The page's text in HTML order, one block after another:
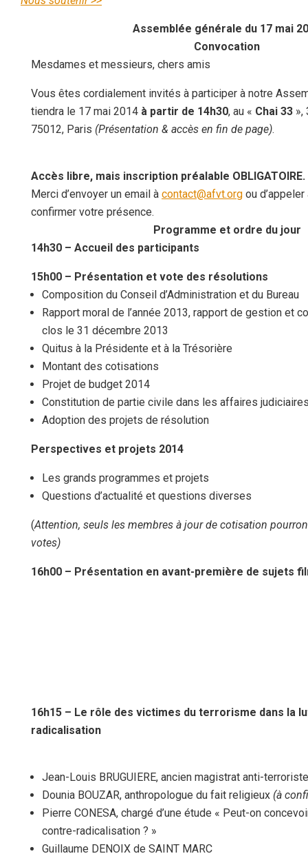
Assemblée générale du 17 mai
Convocation
Mesdames et messieurs, chers amis
Vous êtes cordialement invités à participer à notre
tiendra le 17 mai 2014 à partir de 14h30, au « Chai 33 »,
75012, Paris (Présentation & accès en fin de page).
Accès libre, mais inscription préalable OBLIGATOIRE.
Merci d’envoyer un email à contact@afvt.org ou
confirmer votre présence.
Programme et ordre du jour
14h30 – Accueil des participants
15h00 – Présentation et vote des résolutions
Composition du Conseil d’Administration et du Bureau
Rapport moral de l’année 2013, rapport de gestion et
clos le 31 décembre 2013
Quitus à la Présidente et à la Trésorière
Montant des cotisations
Projet de budget 2014
Constitution de partie civile dans les affaires
Adoption des projets de résolution
Perspectives et projets 2014
Les grands programmes et projets
Questions d’actualité et questions diverses
(Attention, seuls les membres à jour de cotisation
votes)
16h00 – Présentation en avant-première de sujets
16h15 – Le rôle des victimes du terrorisme dans la
radicalisation
Jean-Louis BRUGUIERE, ancien magistrat anti-terroriste
Dounia BOUZAR, anthropologue du fait religieux (à
Pierre CONESA, chargé d’une étude « Peut-on
contre-radicalisation ? »
Guillaume DENOIX de SAINT MARC